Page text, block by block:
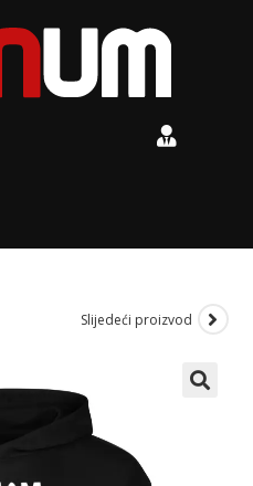
Slijedeći proizvod